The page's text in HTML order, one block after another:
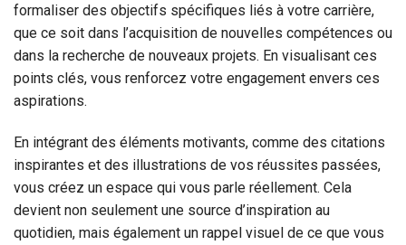
formaliser des objectifs spécifiques liés à votre carrière,
que ce soit dans l’acquisition de nouvelles compétences ou
dans la recherche de nouveaux projets. En visualisant ces
points clés, vous renforcez votre engagement envers ces
aspirations.
En intégrant des éléments motivants, comme des citations
inspirantes et des illustrations de vos réussites passées,
vous créez un espace qui vous parle réellement. Cela
devient non seulement une source d’inspiration au
quotidien, mais également un rappel visuel de ce que vous